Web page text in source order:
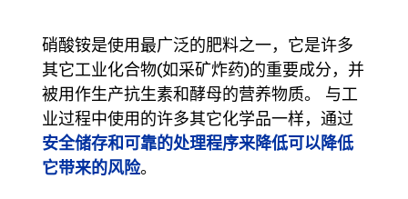
硝酸铵是使用最广泛的肥料之一，它是许多
其它工业化合物(如采矿炸药)的重要成分，并
被用作生产抗生素和酵母的营养物质。 与工
业过程中使用的许多其它化学品一样，通过
安全储存和可靠的处理程序来降低可以降低
它带来的风险。